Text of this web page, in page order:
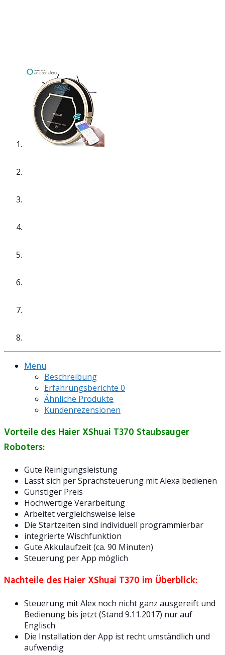
Menu
Beschreibung
Erfahrungsberichte 0
Ähnliche Produkte
Kundenrezensionen
Vorteile des Haier XShuai T370 Staubsauger
Roboters:
Gute Reinigungsleistung
Lässt sich per Sprachsteuerung mit Alexa bedienen
Günstiger Preis
Hochwertige Verarbeitung
Arbeitet vergleichsweise leise
Die Startzeiten sind individuell programmierbar
integrierte Wischfunktion
Gute Akkulaufzeit (ca. 90 Minuten)
Steuerung per App möglich
Nachteile des Haier XShuai T370 im Überblick:
Steuerung mit Alex noch nicht ganz ausgereift und
Bedienung bis jetzt (Stand 9.11.2017) nur auf
Englisch
Die Installation der App ist recht umständlich und
aufwendig